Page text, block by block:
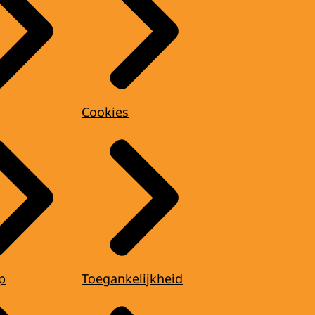
Cookies
Toegankelijkheid